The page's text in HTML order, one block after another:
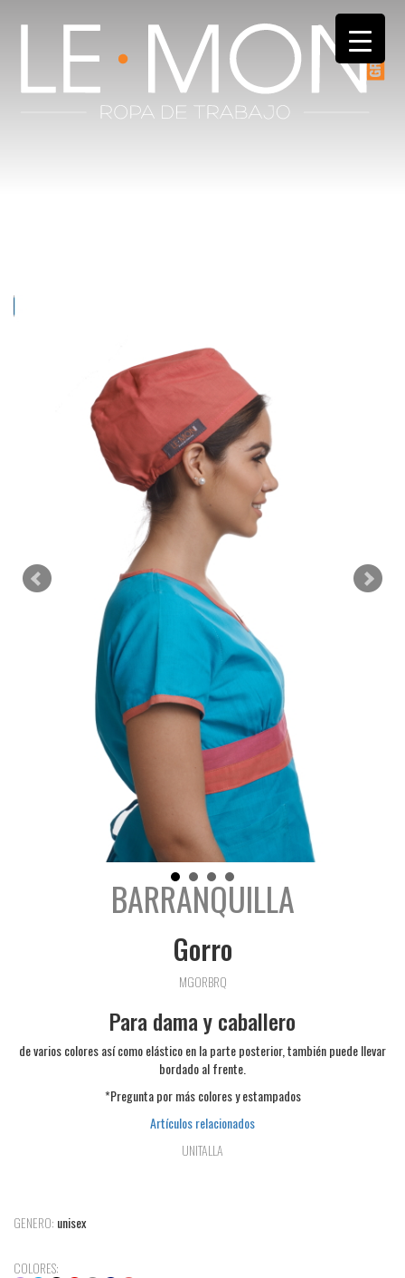
BARRANQUILLA
Gorro
MGORBRQ
Para dama y caballero
de varios colores así como elástico en la parte posterior, también puede llevar
bordado al frente.
*Pregunta por más colores y estampados
Artículos relacionados
UNITALLA
GENERO: unisex
COLORES: